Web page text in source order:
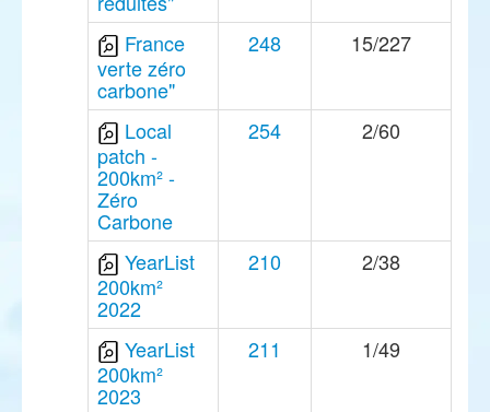
France
verte zéro
carbone"
248 15/227
Local
patch -
200km² -
Zéro
Carbone
254 2/60
YearList
200km²
2022
210 2/38
YearList
200km²
2023
211 1/49